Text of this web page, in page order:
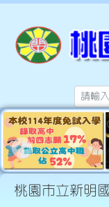
桃園市立新明